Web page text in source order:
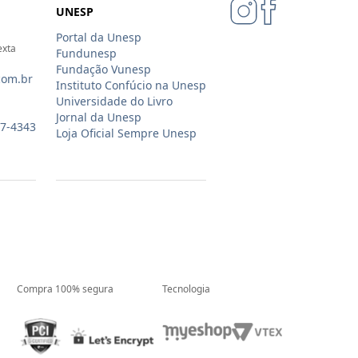
4343
UNESP
Portal da Unesp
Fundunesp
Fundação Vunesp
Instituto Confúcio na Unesp
Universidade do Livro
Jornal da Unesp
Loja Oficial Sempre Unesp
Compra 100% segura Tecnologia